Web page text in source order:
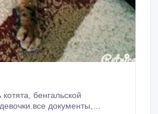
бенгальской
документы,